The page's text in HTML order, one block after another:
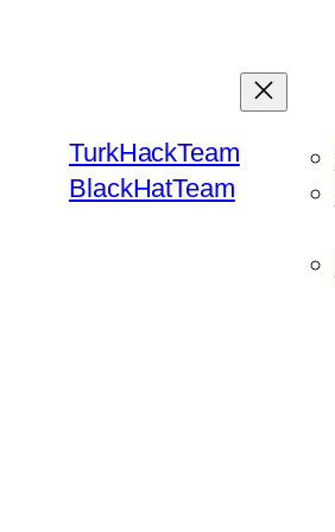
TurkHackTeam
BlackHatTeam